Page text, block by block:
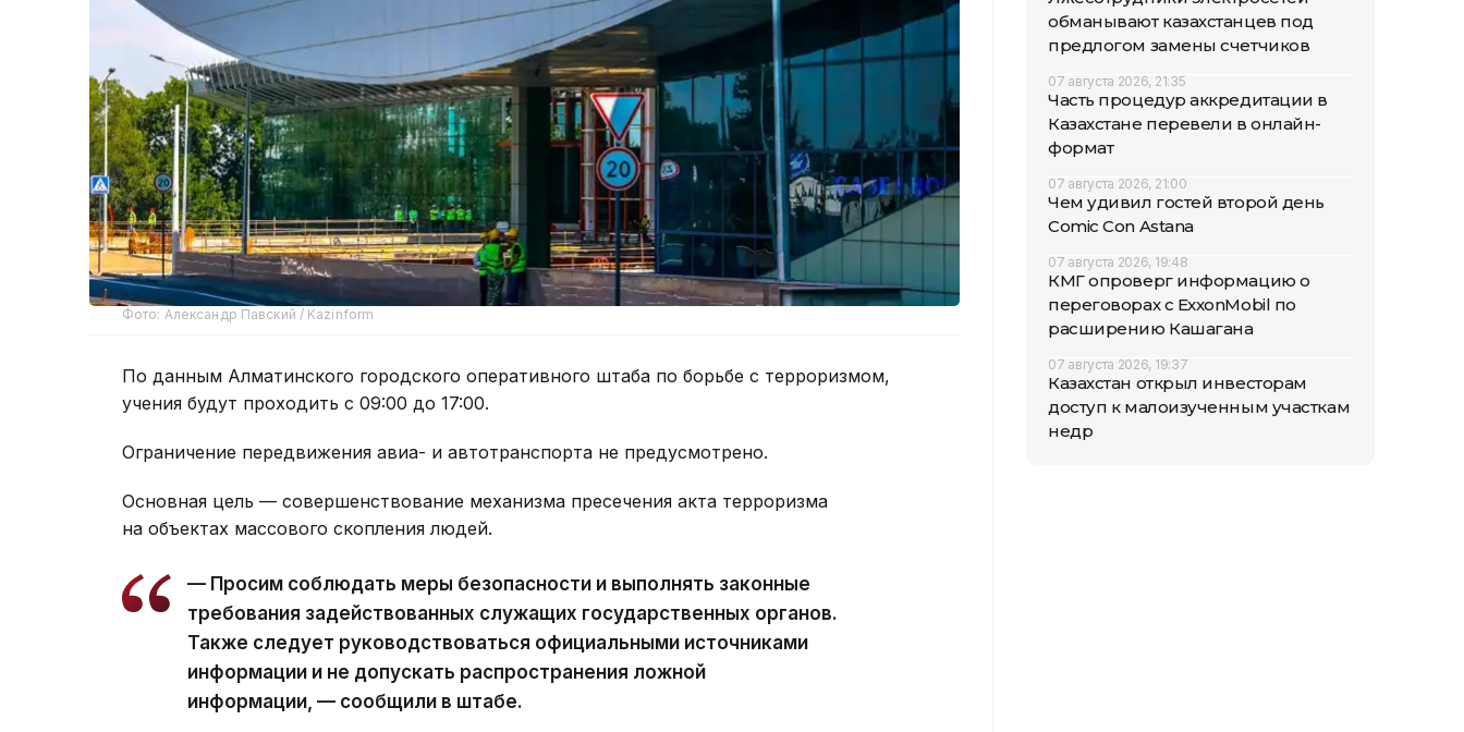
Фото: Александр Павский / Kazinform
По данным Алматинского городского оперативного штаба по борьбе с терроризмом,
учения будут проходить с 09:00 до 17:00.
Ограничение передвижения авиа- и автотранспорта не предусмотрено.
Основная цель — совершенствование механизма пресечения акта терроризма
на объектах массового скопления людей.
— Просим соблюдать меры безопасности и выполнять законные
требования задействованных служащих государственных органов.
Также следует руководствоваться официальными источниками
информации и не допускать распространения ложной
информации, — сообщили в штабе.
обманывают казахстанцев под
предлогом замены счетчиков
07 августа 2026, 21:35
Часть процедур аккредитации в
Казахстане перевели в онлайн-
формат
07 августа 2026, 21:00
Чем удивил гостей второй день
Comic Con Astana
07 августа 2026, 19:48
КМГ опроверг информацию о
переговорах с ExxonMobil по
расширению Кашагана
07 августа 2026, 19:37
Казахстан открыл инвесторам
доступ к малоизученным участкам
недр